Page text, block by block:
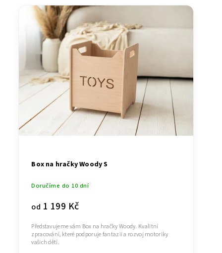
Box na hračky Woody S
Doručíme do 10 dní
od 1 199 Kč
Představujeme vám Box na hračky Woody. Kvalitní
zpracování, které podporuje fantazii a rozvoj motoriky
vašich dětí.